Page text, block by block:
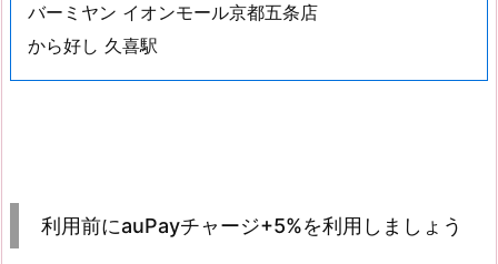
バーミヤン イオンモール京都五条店
から好し 久喜駅
利用前にauPayチャージ+5%を利用しましょう